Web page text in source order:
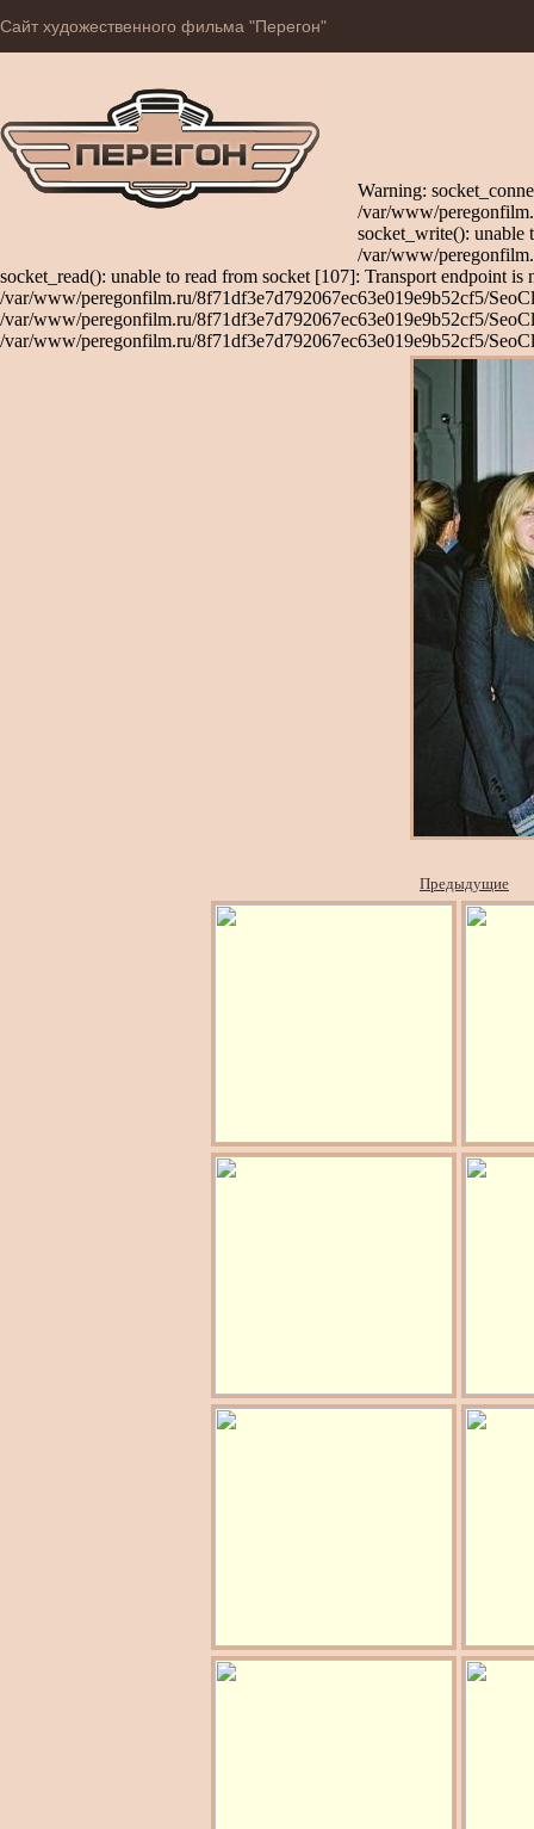
Сайт художественного фильма "Перегон"
Warning:
/var/www/
socket_write(): unable
/var/www/
socket_read(): unable to read from socket [107]: Transport endpoint is
/var/www/peregonfilm.ru/8f71df3e7d792067ec63e019e9b52cf5/
/var/www/peregonfilm.ru/8f71df3e7d792067ec63e019e9b52cf5/
/var/www/peregonfilm.ru/8f71df3e7d792067ec63e019e9b52cf5/
Предыдущие